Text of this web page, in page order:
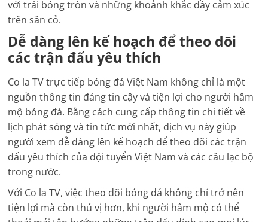
với trái bóng tròn và những khoảnh khắc đầy cảm xúc
trên sân cỏ.
Dễ dàng lên kế hoạch để theo dõi
các trận đấu yêu thích
Co la TV trực tiếp bóng đá Việt Nam không chỉ là một
nguồn thông tin đáng tin cậy và tiện lợi cho người hâm
mộ bóng đá. Bằng cách cung cấp thông tin chi tiết về
lịch phát sóng và tin tức mới nhất, dịch vụ này giúp
người xem dễ dàng lên kế hoạch để theo dõi các trận
đấu yêu thích của đội tuyển Việt Nam và các câu lạc bộ
trong nước.
Với Co la TV, việc theo dõi bóng đá không chỉ trở nên
tiện lợi mà còn thú vị hơn, khi người hâm mộ có thể